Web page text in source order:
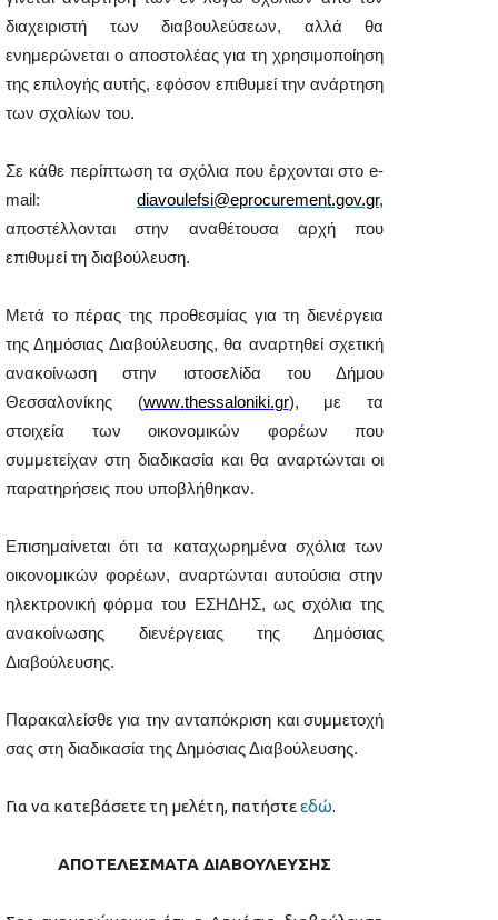
διαχειριστή των διαβουλεύσεων, αλλά θα
ενημερώνεται ο αποστολέας για τη χρησιμοποίηση
της επιλογής αυτής, εφόσον επιθυμεί την ανάρτηση
των σχολίων του.
Σε κάθε περίπτωση τα σχόλια που έρχονται στο e-
mail: diavoulefsi@eprocurement.gov.gr,
αποστέλλονται στην αναθέτουσα αρχή που
επιθυμεί τη διαβούλευση.
Μετά το πέρας της προθεσμίας για τη διενέργεια
της Δημόσιας Διαβούλευσης, θα αναρτηθεί σχετική
ανακοίνωση στην ιστοσελίδα του Δήμου
Θεσσαλονίκης (www.thessaloniki.gr), με τα
στοιχεία των οικονομικών φορέων που
συμμετείχαν στη διαδικασία και θα αναρτώνται οι
παρατηρήσεις που υποβλήθηκαν.
Επισημαίνεται ότι τα καταχωρημένα σχόλια των
οικονομικών φορέων, αναρτώνται αυτούσια στην
ηλεκτρονική φόρμα του ΕΣΗΔΗΣ, ως σχόλια της
ανακοίνωσης διενέργειας της Δημόσιας
Διαβούλευσης.
Παρακαλείσθε για την ανταπόκριση και συμμετοχή
σας στη διαδικασία της Δημόσιας Διαβούλευσης.
Για να κατεβάσετε τη μελέτη, πατήστεεδώ.
ΑΠΟΤΕΛΕΣΜΑΤΑ ΔΙΑΒΟΥΛΕΥΣΗΣ